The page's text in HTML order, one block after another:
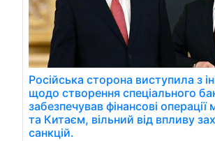
Російська сторона виступила з
щодо створення спеціального
забезпечував фінансові операції
та Китаєм, вільний від впливу
санкцій.